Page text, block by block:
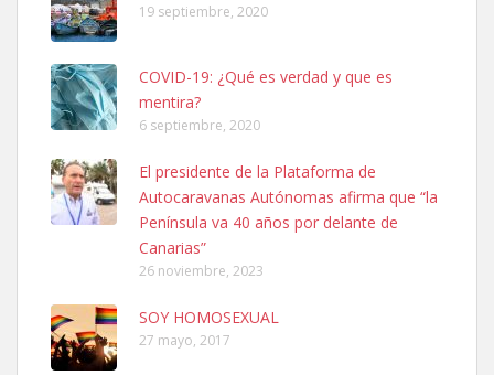
SHIBA PERDIDO AVDA JOSE MESA Y LOPEZ
PERRO MACHO RAZA SHIBA CON MICROCHIP PERDIDO HOY
06/07/2025 ZONA MESA Y LOPEZ. ES MUY ASUSTADIZO
Leales.org » Gran Canaria
6.7.2025
19 septiembre, 2020
COVID-19: ¿Qué es verdad y que es
mentira?
6 septiembre, 2020
El presidente de la Plataforma de
Autocaravanas Autónomas afirma que “la
Península va 40 años por delante de
Canarias”
26 noviembre, 2023
SOY HOMOSEXUAL
27 mayo, 2017